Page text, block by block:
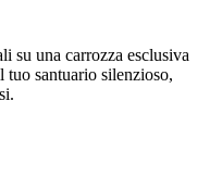
su una carrozza esclusiva
santuario silenzioso,